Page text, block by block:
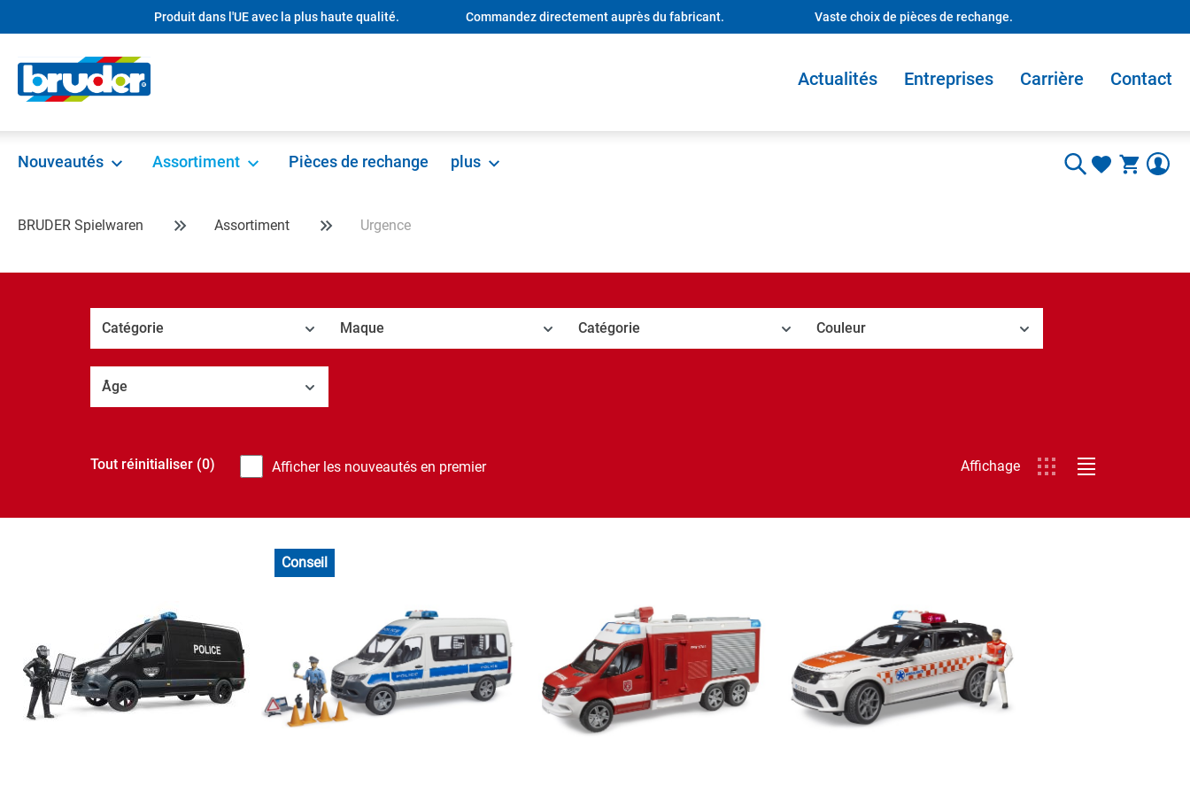
Passer à la navigation principale
Produit dans l'UE avec la plus haute qualité. Commandez directement auprès du fabricant. Vaste choix de pièces de rechange.
Actualités Entreprises Carrière Contact
Nouveautés Assortiment Pièces de rechange plus
BRUDER Spielwaren Assortiment Urgence
Catégorie Maque Catégorie Couleur
Âge
Afficher les nouveautés en premier
Tout réinitialiser (0) Affichage
Conseil